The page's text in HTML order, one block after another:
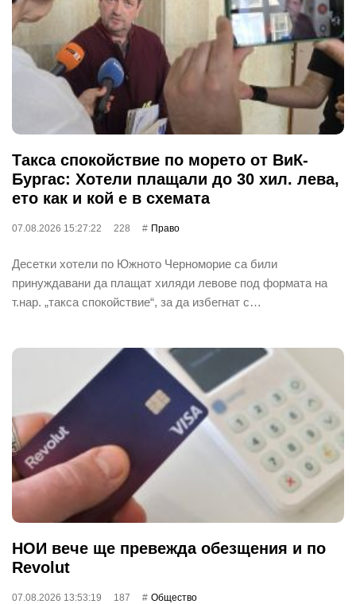
Такса спокойствие по морето от ВиК-
Бургас: Хотели плащали до 30 хил. лева,
ето как и кой е в схемата
07.08.2026 15:27:22 228 Право
Десетки хотели по Южното Черноморие са били
принуждавани да плащат хиляди левове под формата на
т.нар. „такса спокойствие“, за да избегнат с…
НОИ вече ще превежда обезщения и по
Revolut
07.08.2026 13:53:19 187 Общество